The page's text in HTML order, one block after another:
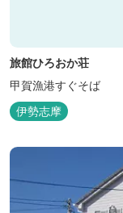
旅館ひろおか荘
甲賀漁港すぐそば
伊勢志摩